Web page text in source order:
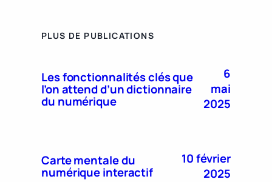
PLUS DE PUBLICATIONS
Les fonctionnalités clés que
l’on attend d’un dictionnaire
du numérique
6
mai
2025
Carte mentale du
numérique interactif
10 février
2025